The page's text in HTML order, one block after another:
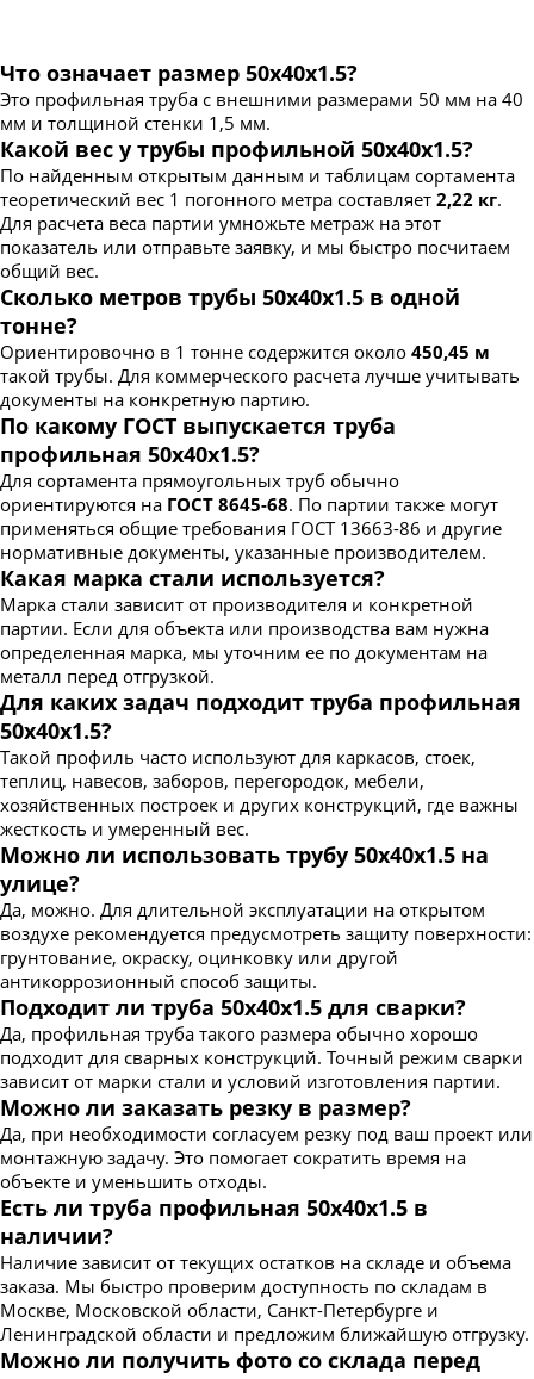
Что означает размер 50х40х1.5?
Это профильная труба с внешними размерами 50 мм на 40
мм и толщиной стенки 1,5 мм.
Какой вес у трубы профильной 50х40х1.5?
По найденным открытым данным и таблицам сортамента
теоретический вес 1 погонного метра составляет 2,22 кг.
Для расчета веса партии умножьте метраж на этот
показатель или отправьте заявку, и мы быстро посчитаем
общий вес.
Сколько метров трубы 50х40х1.5 в одной
тонне?
Ориентировочно в 1 тонне содержится около 450,45 м
такой трубы. Для коммерческого расчета лучше учитывать
документы на конкретную партию.
По какому ГОСТ выпускается труба
профильная 50х40х1.5?
Для сортамента прямоугольных труб обычно
ориентируются на ГОСТ 8645-68. По партии также могут
применяться общие требования ГОСТ 13663-86 и другие
нормативные документы, указанные производителем.
Какая марка стали используется?
Марка стали зависит от производителя и конкретной
партии. Если для объекта или производства вам нужна
определенная марка, мы уточним ее по документам на
металл перед отгрузкой.
Для каких задач подходит труба профильная
50х40х1.5?
Такой профиль часто используют для каркасов, стоек,
теплиц, навесов, заборов, перегородок, мебели,
хозяйственных построек и других конструкций, где важны
жесткость и умеренный вес.
Можно ли использовать трубу 50х40х1.5 на
улице?
Да, можно. Для длительной эксплуатации на открытом
воздухе рекомендуется предусмотреть защиту поверхности:
грунтование, окраску, оцинковку или другой
антикоррозионный способ защиты.
Подходит ли труба 50х40х1.5 для сварки?
Да, профильная труба такого размера обычно хорошо
подходит для сварных конструкций. Точный режим сварки
зависит от марки стали и условий изготовления партии.
Можно ли заказать резку в размер?
Да, при необходимости согласуем резку под ваш проект или
монтажную задачу. Это помогает сократить время на
объекте и уменьшить отходы.
Есть ли труба профильная 50х40х1.5 в
наличии?
Наличие зависит от текущих остатков на складе и объема
заказа. Мы быстро проверим доступность по складам в
Москве, Московской области, Санкт-Петербурге и
Ленинградской области и предложим ближайшую отгрузку.
Можно ли получить фото со склада перед